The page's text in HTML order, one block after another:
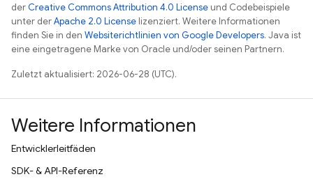
derCreative Commons Attribution 4.0 License und Codebeispiele
unter derApache 2.0 License lizenziert. Weitere Informationen
finden Sie in den Websiterichtlinien von Google Developers. Java ist
eine eingetragene Marke von Oracle und/oder seinen Partnern.
Zuletzt aktualisiert: 2026-06-28 (UTC).
Weitere Informationen
Entwicklerleitfäden
SDK- & API-Referenz